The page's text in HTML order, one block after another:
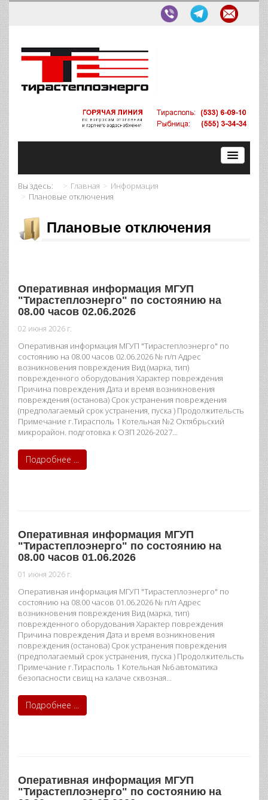
Вы здесь: Главная
Информация
Плановые отключения
Плановые отключения
Оперативная информация МГУП
"Тирастеплоэнерго" по состоянию на
08.00 часов 02.06.2026
02 июня 2026 г.
Оперативная информация МГУП "Тирастеплоэнерго" по
состоянию на 08.00 часов 02.06.2026 № п/п Адрес
возникновения повреждения Вид (марка, тип)
поврежденного оборудования Характер повреждения
Причина повреждения Дата и время возникновения
повреждения (останова) Срок устранения повреждения
(предполагаемый срок устранения, пуска ) Продолжительсть
Примечание г.Тирасполь 1 Котельная №2 Октябрьский
микрорайон. подготовка к ОЗП 2026-2027…
Подробнее ...
Оперативная информация МГУП
"Тирастеплоэнерго" по состоянию на
08.00 часов 01.06.2026
01 июня 2026 г.
Оперативная информация МГУП "Тирастеплоэнерго" по
состоянию на 08.00 часов 01.06.2026 № п/п Адрес
возникновения повреждения Вид (марка, тип)
поврежденного оборудования Характер повреждения
Причина повреждения Дата и время возникновения
повреждения (останова) Срок устранения повреждения
(предполагаемый срок устранения, пуска ) Продолжительсть
Примечание г.Тирасполь 1 Котельная №6 автоматика
безопасности свищ на калаче сквозная…
Подробнее ...
Оперативная информация МГУП
"Тирастеплоэнерго" по состоянию на